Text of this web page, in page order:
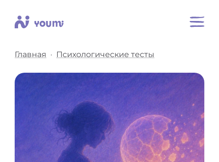
Главная Психологические тесты